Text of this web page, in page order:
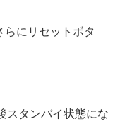
にリセットボタ
スタンバイ状態にな